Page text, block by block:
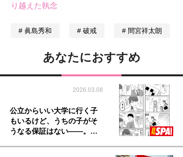
り越えた執念
眞島秀和 破戒 間宮祥太朗
あなたにおすすめ
2026.03.08
公立からいい大学に行く子
もいるけど、うちの子がそ
うなる保証はない――。…